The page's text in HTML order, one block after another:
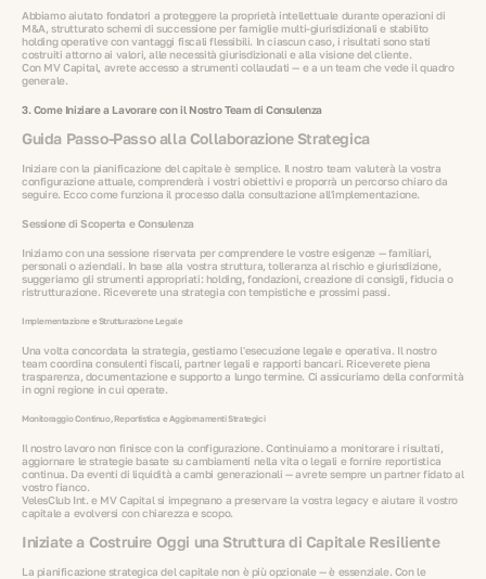
Abbiamo aiutato fondatori a proteggere la proprietà intellettuale durante operazioni di
M&A, strutturato schemi di successione per famiglie multi-giurisdizionali e stabilito
holding operative con vantaggi fiscali flessibili. In ciascun caso, i risultati sono stati
costruiti attorno ai valori, alle necessità giurisdizionali e alla visione del cliente.
Con MV Capital, avrete accesso a strumenti collaudati — e a un team che vede il quadro
generale.
3. Come Iniziare a Lavorare con il Nostro Team di Consulenza
Guida Passo-Passo alla Collaborazione Strategica
Iniziare con la pianificazione del capitale è semplice. Il nostro team valuterà la vostra
configurazione attuale, comprenderà i vostri obiettivi e proporrà un percorso chiaro da
seguire. Ecco come funziona il processo dalla consultazione all'implementazione.
Sessione di Scoperta e Consulenza
Iniziamo con una sessione riservata per comprendere le vostre esigenze — familiari,
personali o aziendali. In base alla vostra struttura, tolleranza al rischio e giurisdizione,
suggeriamo gli strumenti appropriati: holding, fondazioni, creazione di consigli, fiducia o
ristrutturazione. Riceverete una strategia con tempistiche e prossimi passi.
Implementazione e Strutturazione Legale
Una volta concordata la strategia, gestiamo l'esecuzione legale e operativa. Il nostro
team coordina consulenti fiscali, partner legali e rapporti bancari. Riceverete piena
trasparenza, documentazione e supporto a lungo termine. Ci assicuriamo della conformità
in ogni regione in cui operate.
Monitoraggio Continuo, Reportistica e Aggiornamenti Strategici
Il nostro lavoro non finisce con la configurazione. Continuiamo a monitorare i risultati,
aggiornare le strategie basate su cambiamenti nella vita o legali e fornire reportistica
continua. Da eventi di liquidità a cambi generazionali — avrete sempre un partner fidato al
vostro fianco.
VelesClub Int. e MV Capital si impegnano a preservare la vostra legacy e aiutare il vostro
capitale a evolversi con chiarezza e scopo.
Iniziate a Costruire Oggi una Struttura di Capitale Resiliente
La pianificazione strategica del capitale non è più opzionale — è essenziale. Con le